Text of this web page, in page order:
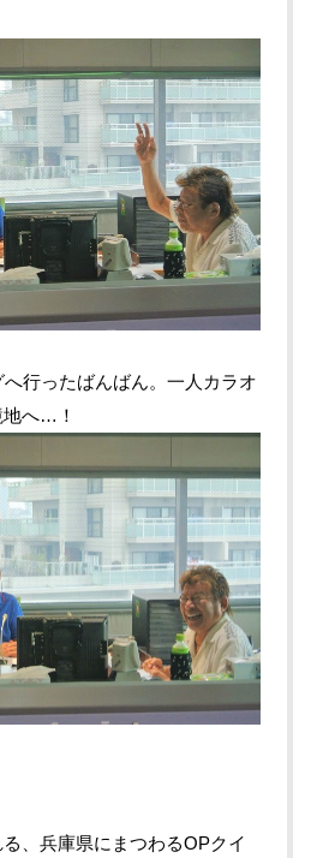
行ったばんばん。一人カラオ
へ…！
、兵庫県にまつわるOPクイ